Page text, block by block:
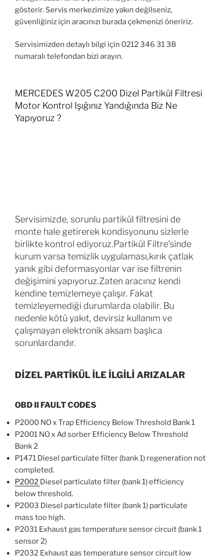
gösterir. Servis merkezimize yakın değilseniz,
güvenliğiniz için aracınızı burada çekmenizi öneririz.
Servisimizden detaylı bilgi için 0212 346 31 38
numaralı telefondan bizi arayın.
MERCEDES W205 C200 Dizel Partikül Filtresi
Motor Kontrol Işığınız Yandığında Biz Ne
Yapıyoruz ?
Servisimizde, sorunlu partikül filtresini de
monte hale getirerek kondisyonunu sizlerle
birlikte kontrol ediyoruz.Partikül Filtre’sinde
kurum varsa temizlik uygulaması,kırık çatlak
yanık gibi deformasyonlar var ise filtrenin
değişimini yapıyoruz.Zaten aracınız kendi
kendine temizlemeye çalışır. Fakat
temizleyemediği durumlarda olabilir. Bu
nedenle kötü yakıt, devirsiz kullanım ve
çalışmayan elektronik aksam başlıca
sorunlardandır.
DİZEL PARTİKÜL İLE İLGİLİ ARIZALAR
OBD II FAULT CODES
P2000 NO x Trap Efficiency Below Threshold Bank 1
P2001 NO x Ad sorber Efficiency Below Threshold
Bank 2
P1471 Diesel particulate filter (bank 1) regeneration not
completed.
P2002 Diesel particulate filter (bank 1) efficiency
below threshold.
P2003 Diesel particulate filter (bank 1) particulate
mass too high.
P2031 Exhaust gas temperature sensor circuit (bank 1
sensor 2)
P2032 Exhaust gas temperature sensor circuit low